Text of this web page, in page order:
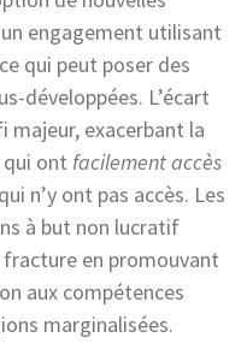
engagement utilisant
qui peut poser des
développées. L’écart
majeur, exacerbant la
ont facilement accès
n’y ont pas accès. Les
à but non lucratif
en promouvant
aux compétences
marginalisées.